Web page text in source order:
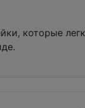
которые